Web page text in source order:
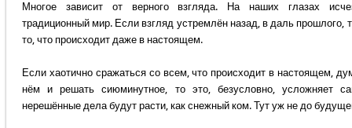
Многое зависит от верного взгляда. На наших глазах
традиционный мир. Если взгляд устремлён назад, в даль прошлого,
то, что происходит даже в настоящем.
Если хаотично сражаться со всем, что происходит в настоящем,
нём и решать сиюминутное, то это, безусловно, усложняет
нерешённые дела будут расти, как снежный ком. Тут уж не до